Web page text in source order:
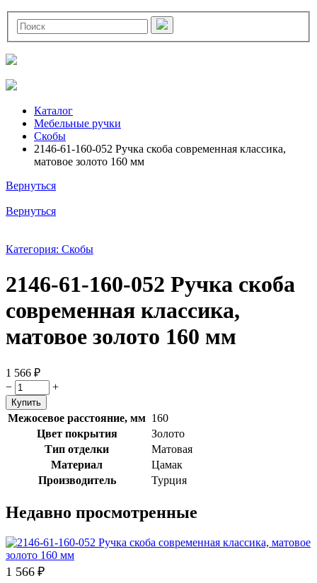
Каталог
Мебельные ручки
Скобы
2146-61-160-052 Ручка скоба современная классика,
матовое золото 160 мм
Вернуться
Вернуться
Категория: Скобы
2146-61-160-052 Ручка скоба
современная классика,
матовое золото 160 мм
1 566 ₽
−
+
Межосевое расстояние, мм 160
Цвет покрытия
Золото
Тип отделки
Матовая
Материал
Цамак
Производитель
Турция
Недавно просмотренные
1 566 ₽